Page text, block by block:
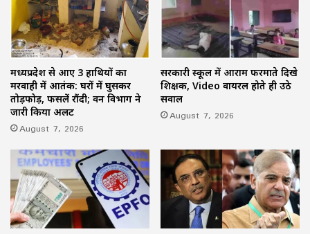
मध्यप्रदेश से आए 3 हाथियों का
मरवाही में आतंक: घरों में घुसकर
तोड़फोड़, फसलें रौंदी; वन विभाग ने
जारी किया अलर्ट
August 7, 2026
सरकारी स्कूल में आराम फरमाते दिखे
शिक्षक, Video वायरल होते ही उठे
सवाल
August 7, 2026